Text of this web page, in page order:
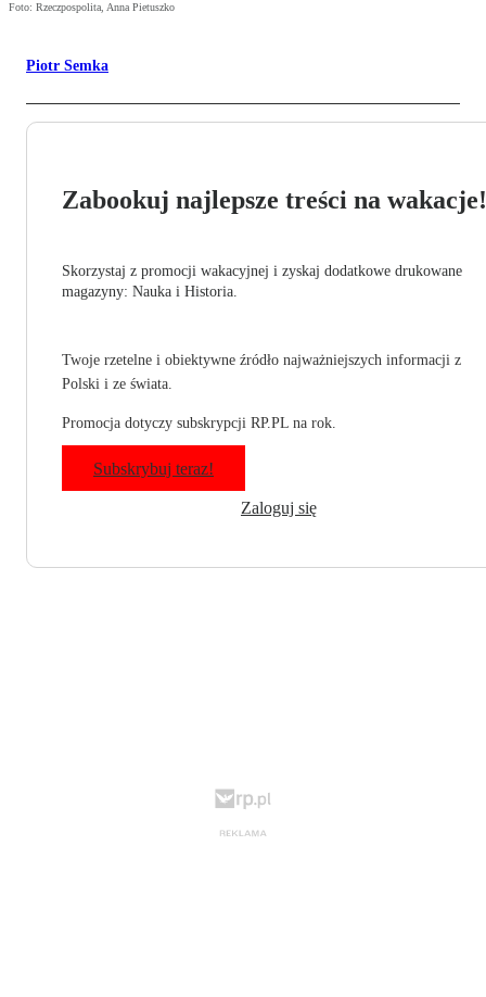
Foto: Rzeczpospolita, Anna Pietuszko
Piotr Semka
Zabookuj najlepsze treści na wakacje!
Skorzystaj z promocji wakacyjnej i zyskaj dodatkowe drukowane
magazyny: Nauka i Historia.
Twoje rzetelne i obiektywne źródło najważniejszych informacji z
Polski i ze świata.
Promocja dotyczy subskrypcji RP.PL na rok.
Subskrybuj teraz!
Zaloguj się